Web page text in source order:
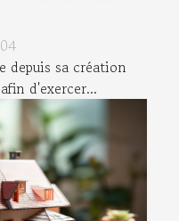
depuis sa création
d'exercer...